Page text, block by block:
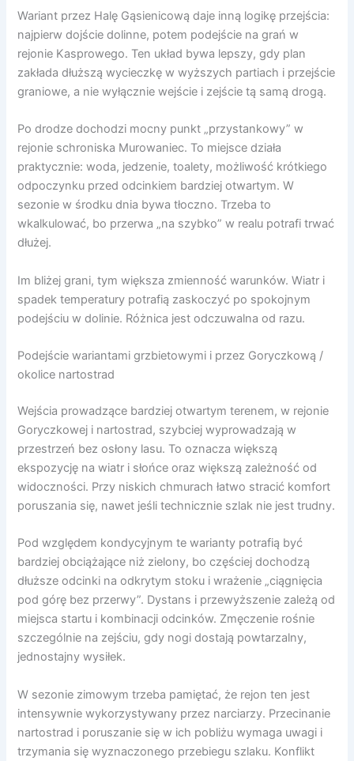
Wariant przez Halę Gąsienicową daje inną logikę przejścia:
najpierw dojście dolinne, potem podejście na grań w
rejonie Kasprowego. Ten układ bywa lepszy, gdy plan
zakłada dłuższą wycieczkę w wyższych partiach i przejście
graniowe, a nie wyłącznie wejście i zejście tą samą drogą.
Po drodze dochodzi mocny punkt „przystankowy” w
rejonie schroniska Murowaniec. To miejsce działa
praktycznie: woda, jedzenie, toalety, możliwość krótkiego
odpoczynku przed odcinkiem bardziej otwartym. W
sezonie w środku dnia bywa tłoczno. Trzeba to
wkalkulować, bo przerwa „na szybko” w realu potrafi trwać
dłużej.
Im bliżej grani, tym większa zmienność warunków. Wiatr i
spadek temperatury potrafią zaskoczyć po spokojnym
podejściu w dolinie. Różnica jest odczuwalna od razu.
Podejście wariantami grzbietowymi i przez Goryczkową /
okolice nartostrad
Wejścia prowadzące bardziej otwartym terenem, w rejonie
Goryczkowej i nartostrad, szybciej wyprowadzają w
przestrzeń bez osłony lasu. To oznacza większą
ekspozycję na wiatr i słońce oraz większą zależność od
widoczności. Przy niskich chmurach łatwo stracić komfort
poruszania się, nawet jeśli technicznie szlak nie jest trudny.
Pod względem kondycyjnym te warianty potrafią być
bardziej obciążające niż zielony, bo częściej dochodzą
dłuższe odcinki na odkrytym stoku i wrażenie „ciągnięcia
pod górę bez przerwy”. Dystans i przewyższenie zależą od
miejsca startu i kombinacji odcinków. Zmęczenie rośnie
szczególnie na zejściu, gdy nogi dostają powtarzalny,
jednostajny wysiłek.
W sezonie zimowym trzeba pamiętać, że rejon ten jest
intensywnie wykorzystywany przez narciarzy. Przecinanie
nartostrad i poruszanie się w ich pobliżu wymaga uwagi i
trzymania się wyznaczonego przebiegu szlaku. Konflikt